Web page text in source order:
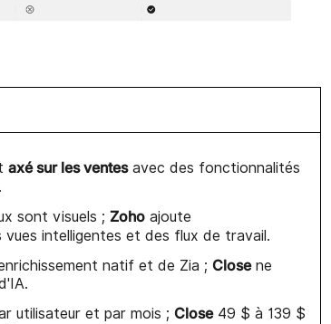
axé sur les ventesavec des fonctionnalités
sont visuels ;Zoho ajoute
intelligentes et des flux de travail.
natif et de Zia ;Closene
utilisateur et par mois ;Close49 $ à 139 $